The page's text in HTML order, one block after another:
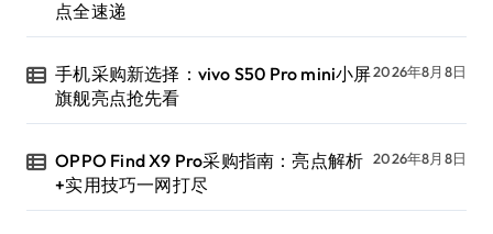
点全速递
手机采购新选择：vivo S50 Pro mini小屏
旗舰亮点抢先看
2026年8月8日
OPPO Find X9 Pro采购指南：亮点解析
+实用技巧一网打尽
2026年8月8日